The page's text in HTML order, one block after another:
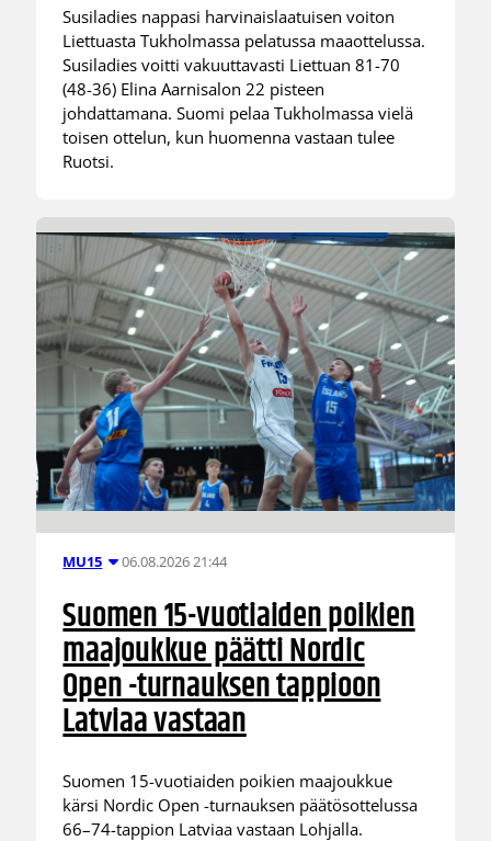
Susiladies nappasi harvinaislaatuisen voiton
Liettuasta Tukholmassa pelatussa maaottelussa.
Susiladies voitti vakuuttavasti Liettuan 81-70
(48-36) Elina Aarnisalon 22 pisteen
johdattamana. Suomi pelaa Tukholmassa vielä
toisen ottelun, kun huomenna vastaan tulee
Ruotsi.
MU15 06.08.2026 21:44
Suomen 15-vuotiaiden poikien
maajoukkue päätti Nordic
Open -turnauksen tappioon
Latviaa vastaan
Suomen 15-vuotiaiden poikien maajoukkue
kärsi Nordic Open -turnauksen päätösottelussa
66–74-tappion Latviaa vastaan Lohjalla.